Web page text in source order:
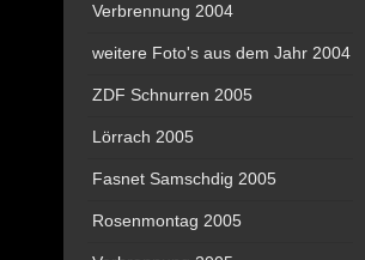
Verbrennung 2004
weitere Foto's aus dem Jahr 2004
ZDF Schnurren 2005
Lörrach 2005
Fasnet Samschdig 2005
Rosenmontag 2005